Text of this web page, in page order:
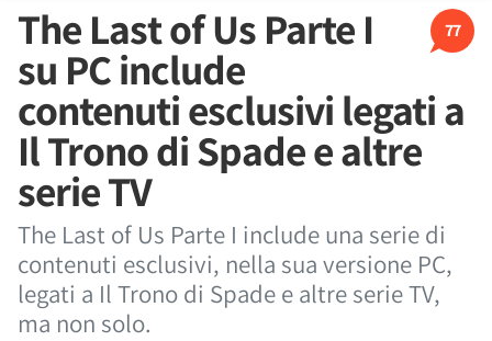
77
The Last of Us Parte I
su PC include
contenuti esclusivi legati a
Il Trono di Spade e altre
serie TV
The Last of Us Parte I include una serie di
contenuti esclusivi, nella sua versione PC,
legati a Il Trono di Spade e altre serie TV,
ma non solo.